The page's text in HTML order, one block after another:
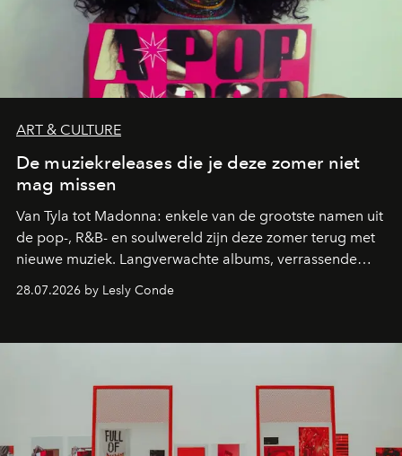
ART & CULTURE
De muziekreleases die je deze zomer niet
mag missen
Van Tyla tot Madonna: enkele van de grootste namen uit
de pop-, R&B- en soulwereld zijn deze zomer terug met
nieuwe muziek. Langverwachte albums, verrassende
comebacks en veelbelovende nieuwe projecten: dit zijn
de releases die je niet mag missen.
28.07.2026 by Lesly Conde